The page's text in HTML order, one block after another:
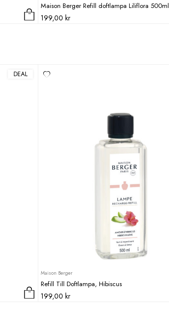
Maison Berger Refill doftlampa Liliflora 500ml
199,00kr
DEAL
Maison Berger
Refill Till Doftlampa, Hibiscus
199,00kr